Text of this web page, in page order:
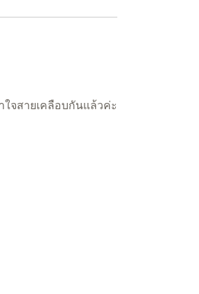
จสายเคลือบกันแล้วค่ะ